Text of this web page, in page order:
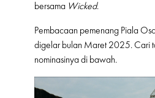
bersama Wicked.
Pembacaan pemenang Piala
digelar bulan Maret 2025. Cari
nominasinya di bawah.